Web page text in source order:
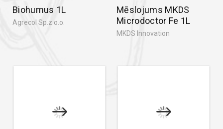
Biohumus 1L
Agrecol Sp.z o.o.
Mēslojums MKDS
Microdoctor Fe 1L
MKDS Innovation